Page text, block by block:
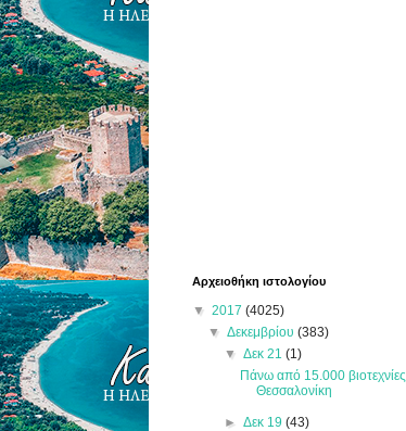
Αρχειοθήκη ιστολογίου
▼ 2017 (4025)
▼Δεκεμβρίου(383)
▼ Δεκ 21 (1)
Πάνω από 15.000 βιοτεχνίες
Θεσσαλονίκη
► Δεκ 19 (43)